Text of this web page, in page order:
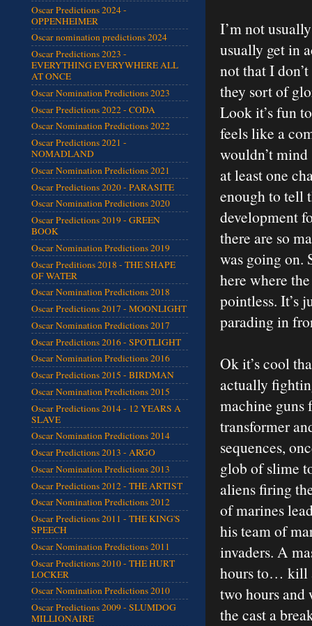
I’m not
usually get in
not that I
they sort of
Look it’s fun
feels like a
wouldn’t
at least one
enough to tell
development
there are so
was going on.
here where
pointless. It’s
parading in
Ok it’s cool
actually
machine guns
transformer
sequences,
glob of slime
aliens firing
of marines
his team of
invaders. A
hours to… kill
two hours
the cast a
Oscar Predictions 2024 -
OPPENHEIMER
Oscar nomination predictions 2024
Oscar Predictions 2023 -
EVERYTHING EVERYWHERE ALL
AT ONCE
Oscar Nomination Predictions 2023
Oscar Predictions 2022 - CODA
Oscar Nomination Predictions 2022
Oscar Predictions 2021 -
NOMADLAND
Oscar Nomination Predictions 2021
Oscar Predictions 2020 - PARASITE
Oscar Nomination Predictions 2020
Oscar Predictions 2019 - GREEN
BOOK
Oscar Nomination Predictions 2019
Oscar Preditions 2018 - THE SHAPE
OF WATER
Oscar Nomination Predictions 2018
Oscar Predictions 2017 - MOONLIGHT
Oscar Nomination Predictions 2017
Oscar Predictions 2016 - SPOTLIGHT
Oscar Nomination Predictions 2016
Oscar Predictions 2015 - BIRDMAN
Oscar Nomination Predictions 2015
Oscar Predictions 2014 - 12 YEARS A
SLAVE
Oscar Nomination Predictions 2014
Oscar Predictions 2013 - ARGO
Oscar Nomination Predictions 2013
Oscar Predictions 2012 - THE ARTIST
Oscar Nomination Predictions 2012
Oscar Predictions 2011 - THE KING'S
SPEECH
Oscar Nomination Predictions 2011
Oscar Predictions 2010 - THE HURT
LOCKER
Oscar Nomination Predictions 2010
Oscar Predictions 2009 - SLUMDOG
MILLIONAIRE